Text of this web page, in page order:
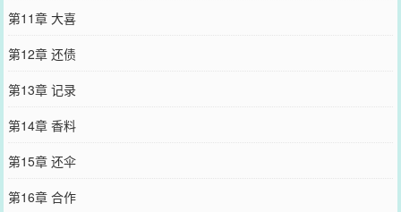
第11章 大喜
第12章 还债
第13章 记录
第14章 香料
第15章 还伞
第16章 合作